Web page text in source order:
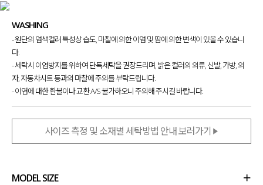
WASHING
- 원단의 염색컬러 특성상 습도, 마찰에 의한 이염 및 땀에 의한 변색이 있을 수 있습니
다.
- 세탁시 이염방지를 위하여 단독세탁을 권장드리며, 밝은 컬러의 의류, 신발, 가방, 의
자, 자동차시트 등과의 마찰에 주의를 부탁드립니다.
- 이염에 대한 환불이나 교환 A/S 불가하오니 주의해 주시길 바랍니다.
사이즈 측정 및 소재별 세탁방법 안내 보러가기
MODEL SIZE